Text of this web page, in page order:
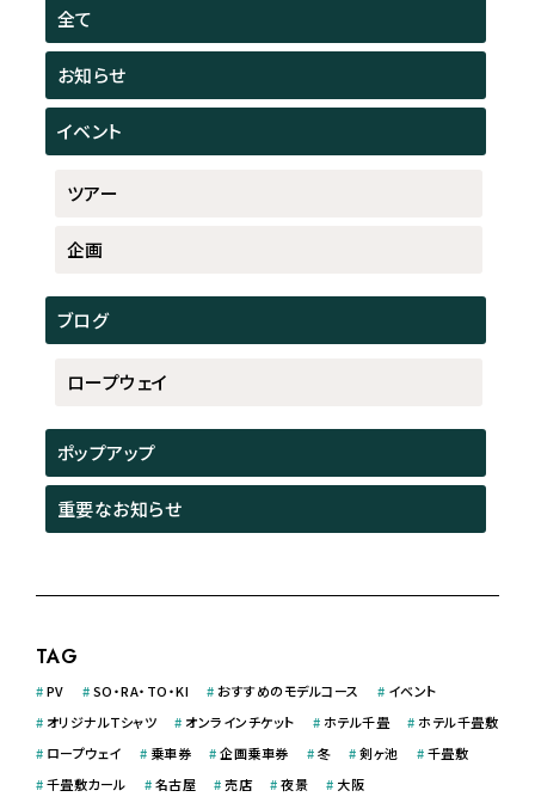
全て
お知らせ
イベント
ツアー
企画
ブログ
ロープウェイ
ポップアップ
重要なお知らせ
TAG
#PV #SO・RA・TO・KI #おすすめのモデルコース # イベント
# オリジナルＴシャツ # オンラインチケット # ホテル千畳 # ホテル千畳敷
# ロープウェイ # 乗車券 #企画乗車券 #冬 #剣ヶ池 #千畳敷
#千畳敷カール #名古屋 #売店 #夜景 # 大阪